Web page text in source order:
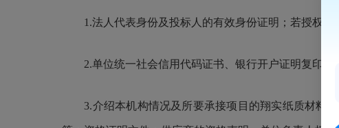
1.法人代表身份及投标人的有效身份证明；若授权委
2.单位统一社会信用代码证书、银行开户证明复印件
3.介绍本机构情况及所要承接项目的翔实纸质材料（